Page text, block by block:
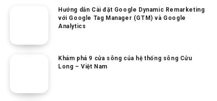
Hướng dẫn Cài đặt Google Dynamic Remarketing
với Google Tag Manager (GTM) và Google
Analytics
Khám phá 9 cửa sông của hệ thống sông Cửu
Long – Việt Nam